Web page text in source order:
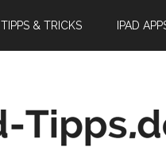
TIPPS & TRICKS IPAD